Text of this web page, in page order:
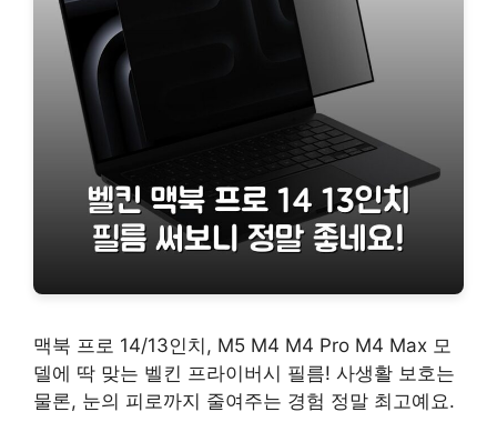
맥북 프로 14/13인치, M5 M4 M4 Pro M4 Max 모
델에 딱 맞는 벨킨 프라이버시 필름! 사생활 보호는
물론, 눈의 피로까지 줄여주는 경험 정말 최고예요.